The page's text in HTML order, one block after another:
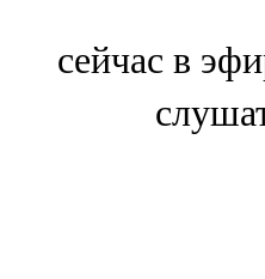
Болгар
сейчас в